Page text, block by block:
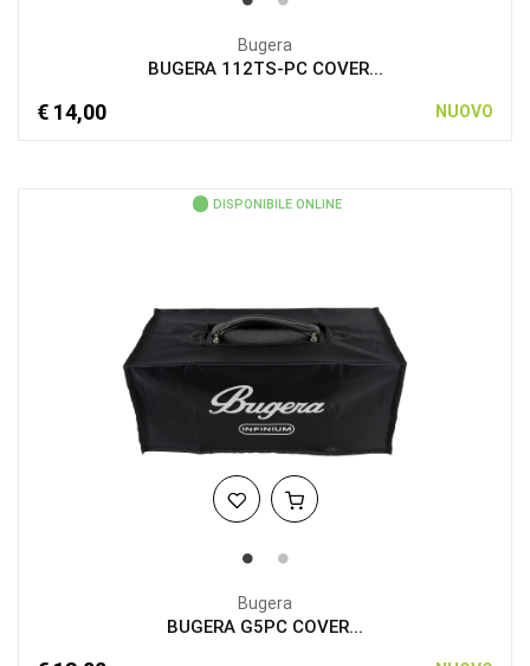
Bugera
BUGERA 112TS-PC COVER...
€ 14,00 NUOVO
DISPONIBILE ONLINE
Bugera
BUGERA G5PC COVER...